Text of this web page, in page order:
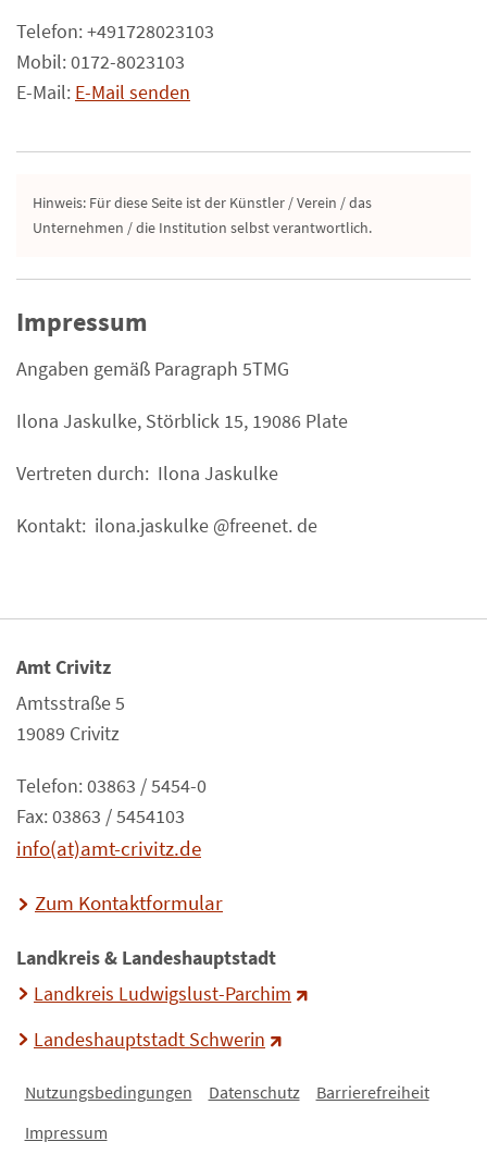
Telefon: +491728023103
Mobil: 0172-8023103
E-Mail: E-Mail senden
Hinweis: Für diese Seite ist der Künstler / Verein / das
Unternehmen / die Institution selbst verantwortlich.
Impressum
Angaben gemäß Paragraph 5TMG
Ilona Jaskulke, Störblick 15, 19086 Plate
Vertreten durch: Ilona Jaskulke
Kontakt: ilona.jaskulke @freenet. de
Amt Crivitz
Amtsstraße 5
19089 Crivitz
Telefon: 03863 / 5454-0
Fax: 03863 / 5454103
info(at)amt-crivitz.de
Zum Kontaktformular
Landkreis & Landeshauptstadt
Landkreis Ludwigslust-Parchim
Landeshauptstadt Schwerin
Nutzungsbedingungen Datenschutz
Barrierefreiheit
Impressum